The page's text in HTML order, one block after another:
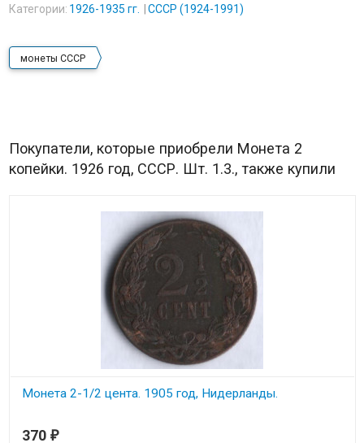
Категории: 1926-1935 гг. СССР (1924-1991)
монеты СССР
Покупатели, которые приобрели Монета 2
копейки. 1926 год, СССР. Шт. 1.3., также купили
Монета 2-1/2 цента. 1905 год, Нидерланды.
370 ₽